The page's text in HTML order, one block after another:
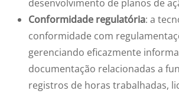
desenvolvimento de planos de
Conformidade regulatória: a
conformidade com
gerenciando eficazmente
documentação relacionadas a
registros de horas trabalhadas,